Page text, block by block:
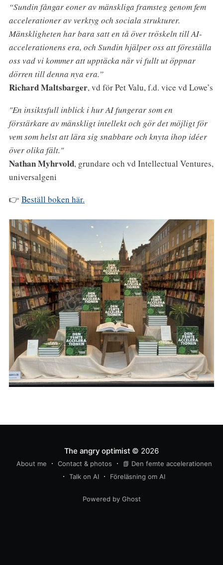
“Sundin fångar eoner av mänskliga framsteg genom fem
accelerationer av verktyg och sociala strukturer.
Mänskligheten har bara satt en tå över tröskeln till AI-
accelerationens era, och Sundin hjälper oss att föreställa
oss vad vi kommer att upptäcka när vi fullt ut öppnar
dörren till denna nya era.”
Richard Maltsbarger, vd för Pet Valu, f.d. vice vd Lowe’s
"En insiktsfull inblick i hur AI fungerar som en
förstärkare av mänskligt intellekt och gör det möjligt för
vem som helst att lära sig snabbare och knyta ihop idéer
över olika fält."
Nathan Myhrvold, grundare och vd Intellectual Ventures,
universalgeni
👉 Beställ boken här.
The angry optimist © 2026
About me Contact & photos
📗 Den femte accelerationen
Talk on AI
Föreläsning om AI
Powered by Ghost